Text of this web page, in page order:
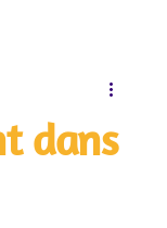
dans